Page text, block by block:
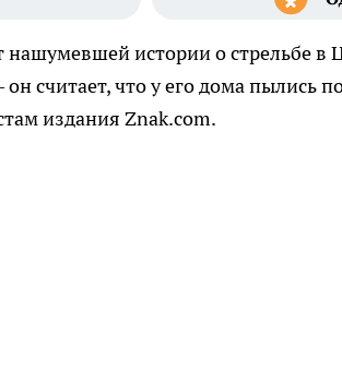
истории о стрельбе в
считает, что у его дома пылись
издания Znak.com.